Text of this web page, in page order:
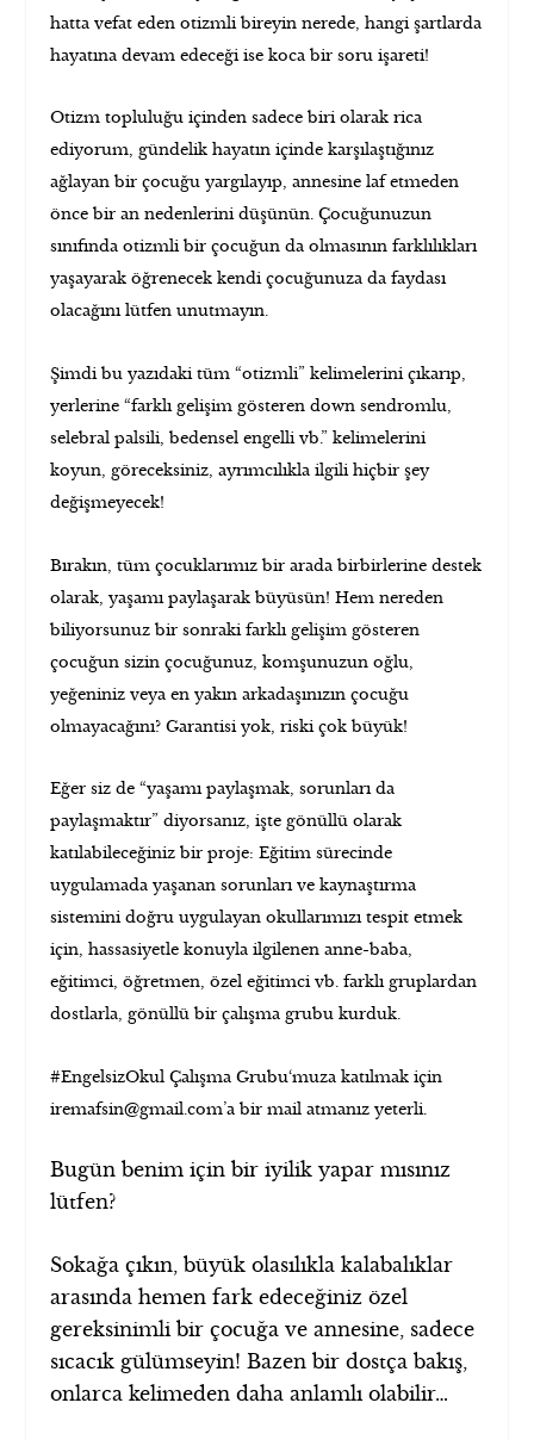
hatta vefat eden otizmli bireyin nerede, hangi şartlarda
hayatına devam edeceği ise koca bir soru işareti!
Otizm topluluğu içinden sadece biri olarak rica
ediyorum, gündelik hayatın içinde karşılaştığınız
ağlayan bir çocuğu yargılayıp, annesine laf etmeden
önce bir an nedenlerini düşünün. Çocuğunuzun
sınıfında otizmli bir çocuğun da olmasının farklılıkları
yaşayarak öğrenecek kendi çocuğunuza da faydası
olacağını lütfen unutmayın.
Şimdi bu yazıdaki tüm “otizmli” kelimelerini çıkarıp,
yerlerine “farklı gelişim gösteren down sendromlu,
selebral palsili, bedensel engelli vb.” kelimelerini
koyun, göreceksiniz, ayrımcılıkla ilgili hiçbir şey
değişmeyecek!
Bırakın, tüm çocuklarımız bir arada birbirlerine destek
olarak, yaşamı paylaşarak büyüsün! Hem nereden
biliyorsunuz bir sonraki farklı gelişim gösteren
çocuğun sizin çocuğunuz, komşunuzun oğlu,
yeğeniniz veya en yakın arkadaşınızın çocuğu
olmayacağını? Garantisi yok, riski çok büyük!
Eğer siz de “yaşamı paylaşmak, sorunları da
paylaşmaktır” diyorsanız, işte gönüllü olarak
katılabileceğiniz bir proje: Eğitim sürecinde
uygulamada yaşanan sorunları ve kaynaştırma
sistemini doğru uygulayan okullarımızı tespit etmek
için, hassasiyetle konuyla ilgilenen anne-baba,
eğitimci, öğretmen, özel eğitimci vb. farklı gruplardan
dostlarla, gönüllü bir çalışma grubu kurduk.
#EngelsizOkul Çalışma Grubu‘muza katılmak için
iremafsin@gmail.com’a bir mail atmanız yeterli.
Bugün benim için bir iyilik yapar mısınız
lütfen?
Sokağa çıkın, büyük olasılıkla kalabalıklar
arasında hemen fark edeceğiniz özel
gereksinimli bir çocuğa ve annesine, sadece
sıcacık gülümseyin! Bazen bir dostça bakış,
onlarca kelimeden daha anlamlı olabilir…